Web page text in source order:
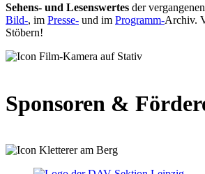
Sehens- und Lesenswertes der
Bild-, im Presse- und im Programm-Archiv.
Stöbern!
Sponsoren &